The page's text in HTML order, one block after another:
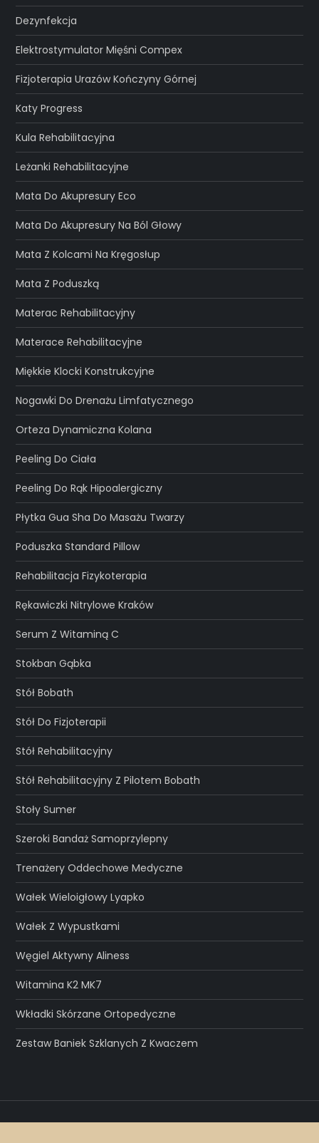
Dezynfekcja
Elektrostymulator Mięśni Compex
Fizjoterapia Urazów Kończyny Górnej
Katy Progress
Kula Rehabilitacyjna
Leżanki Rehabilitacyjne
Mata Do Akupresury Eco
Mata Do Akupresury Na Ból Głowy
Mata Z Kolcami Na Kręgosłup
Mata Z Poduszką
Materac Rehabilitacyjny
Materace Rehabilitacyjne
Miękkie Klocki Konstrukcyjne
Nogawki Do Drenażu Limfatycznego
Orteza Dynamiczna Kolana
Peeling Do Ciała
Peeling Do Rąk Hipoalergiczny
Płytka Gua Sha Do Masażu Twarzy
Poduszka Standard Pillow
Rehabilitacja Fizykoterapia
Rękawiczki Nitrylowe Kraków
Serum Z Witaminą C
Stokban Gąbka
Stół Bobath
Stół Do Fizjoterapii
Stół Rehabilitacyjny
Stół Rehabilitacyjny Z Pilotem Bobath
Stoły Sumer
Szeroki Bandaż Samoprzylepny
Trenażery Oddechowe Medyczne
Wałek Wieloigłowy Lyapko
Wałek Z Wypustkami
Węgiel Aktywny Aliness
Witamina K2 MK7
Wkładki Skórzane Ortopedyczne
Zestaw Baniek Szklanych Z Kwaczem